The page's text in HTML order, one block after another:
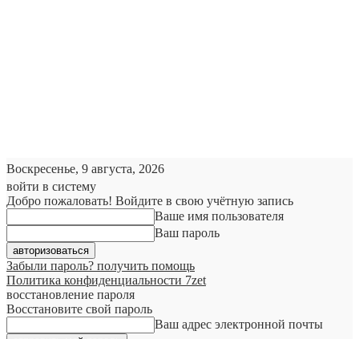
Воскресенье, 9 августа, 2026
войти в систему
Добро пожаловать! Войдите в свою учётную запись
Ваше имя пользователя
Ваш пароль
Забыли пароль? получить помощь
Политика конфиденциальности 7zet
восстановление пароля
Восстановите свой пароль
Ваш адрес электронной почты